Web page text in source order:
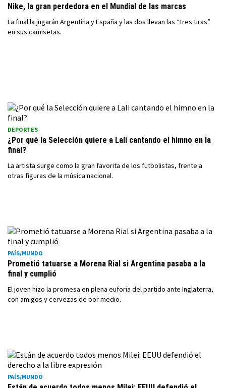
Nike, la gran perdedora en el Mundial de las marcas
La final la jugarán Argentina y España y las dos llevan las “tres tiras”
en sus camisetas.
DEPORTES
¿Por qué la Selección quiere a Lali cantando el himno en la
final?
La artista surge como la gran favorita de los futbolistas, frente a
otras figuras de la música nacional.
PAÍS/MUNDO
Prometió tatuarse a Morena Rial si Argentina pasaba a la
final y cumplió
El joven hizo la promesa en plena euforia del partido ante Inglaterra,
con amigos y cervezas de por medio.
PAÍS/MUNDO